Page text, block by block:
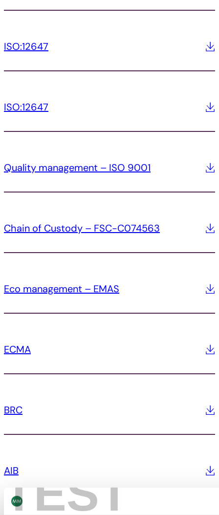
TEST
ISO:12647
ISO:12647
Quality management – ISO 9001
Chain of Custody – FSC-C074563
Eco management – EMAS
ECMA
BRC
AIB
Alle anzeigen